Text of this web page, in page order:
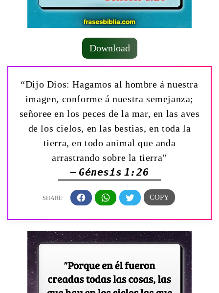
Download
“Dijo Dios: Hagamos al hombre á nuestra
imagen, conforme á nuestra semejanza;
señoree en los peces de la mar, en las aves
de los cielos, en las bestias, en toda la
tierra, en todo animal que anda
arrastrando sobre la tierra”
— Génesis 1:26